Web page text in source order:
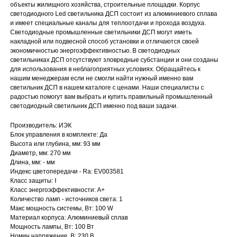
объекты жилищного хозяйства, строительные площадки. Корпус
светодиодного Led светильника ДСП состоит из алюминиевого сплава
и имеет специальные каналы для теплоотдачи и прохода воздуха.
Светодиодные промышленные светильники ДСП могут иметь
накладной или подвесной способ установки и отличаются своей
экономичностью энергоэффективностью. В светодиодных
светильниках ДСП отсутствуют зловредные субстанции и они созданы
для использования в неблагоприятных условиях. Обращайтесь к
нашим менеджерам если не смогли найти нужный именно вам
светильник ДСП в нашем каталоге с ценами. Наши специалисты с
радостью помогут вам выбрать и купить правильный промышленный
светодиодный светильник ДСП именно под ваши задачи.
Производитель: ИЭК
Блок управления в комплекте: Да
Высота или глубина, мм: 93 мм
Диаметр, мм: 270 мм
Длина, мм: - мм
Индекс цветопередачи - Ra: EV003581
Класс защиты: I
Класс энергоэффективности: A+
Количество ламп - источников света: 1
Макс мощность системы, Вт: 100 W
Материал корпуса: Алюминиевый сплав
Мощность лампы, Вт: 100 Вт